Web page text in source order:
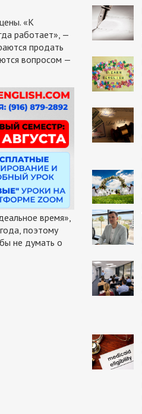
«К
работает», —
продать
вопросом —
время»,
поэтому
не думать о